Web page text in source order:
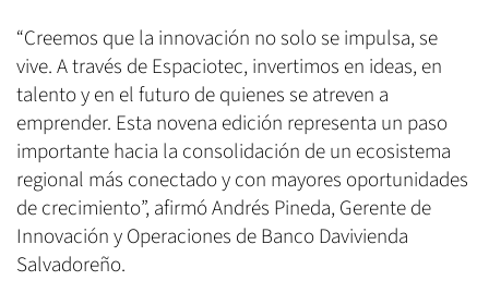
“Creemos que la innovación no solo se impulsa, se
vive. A través de Espaciotec, invertimos en ideas, en
talento y en el futuro de quienes se atreven a
emprender. Esta novena edición representa un paso
importante hacia la consolidación de un ecosistema
regional más conectado y con mayores oportunidades
de crecimiento”, afirmó Andrés Pineda, Gerente de
Innovación y Operaciones de Banco Davivienda
Salvadoreño.